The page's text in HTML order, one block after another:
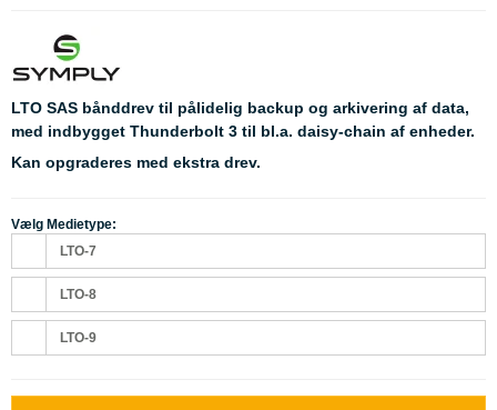
LTO SAS bånddrev til pålidelig backup og arkivering af data,
med indbygget Thunderbolt 3 til bl.a. daisy-chain af enheder.
Kan opgraderes med ekstra drev.
Vælg Medietype:
LTO-7
LTO-8
LTO-9